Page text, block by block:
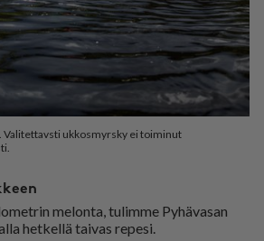
Valitettavsti ukkosmyrsky ei toiminut
me­lon­ta, tu­lim­me Py­hä­va­san
het­kel­lä tai­vas re­pe­si.